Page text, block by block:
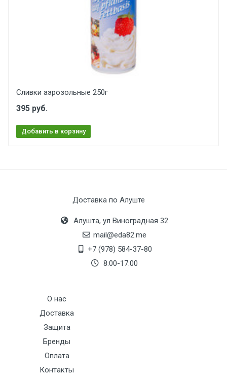
Сливки аэрозольные 250г
395 руб.
Добавить в корзину
Доставка по Алуште
Алушта, ул Виноградная 32
mail@eda82.me
+7 (978) 584-37-80
8:00-17:00
О нас
Доставка
Защита
Бренды
Оплата
Контакты